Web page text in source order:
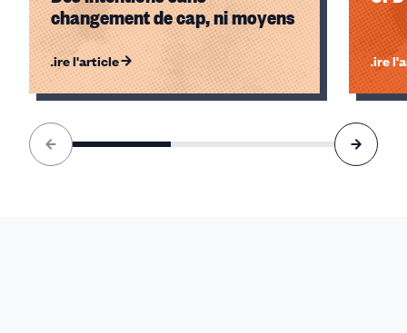
changement de cap, ni moyens
Lire l'article Lire